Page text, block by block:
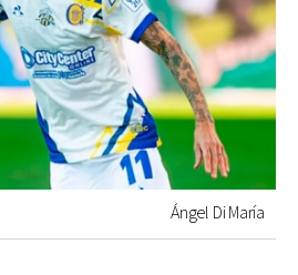
Ángel Di María